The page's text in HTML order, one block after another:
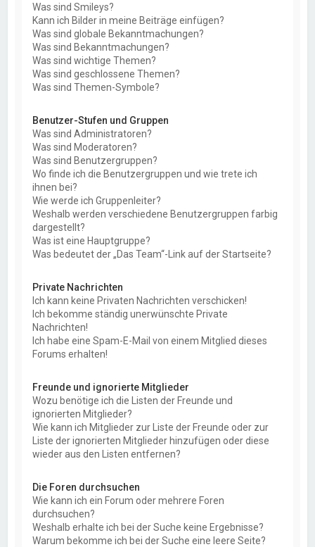
Was sind Smileys?
Kann ich Bilder in meine Beiträge einfügen?
Was sind globale Bekanntmachungen?
Was sind Bekanntmachungen?
Was sind wichtige Themen?
Was sind geschlossene Themen?
Was sind Themen-Symbole?
Benutzer-Stufen und Gruppen
Was sind Administratoren?
Was sind Moderatoren?
Was sind Benutzergruppen?
Wo finde ich die Benutzergruppen und wie trete ich
ihnen bei?
Wie werde ich Gruppenleiter?
Weshalb werden verschiedene Benutzergruppen farbig
dargestellt?
Was ist eine Hauptgruppe?
Was bedeutet der „Das Team“-Link auf der Startseite?
Private Nachrichten
Ich kann keine Privaten Nachrichten verschicken!
Ich bekomme ständig unerwünschte Private
Nachrichten!
Ich habe eine Spam-E-Mail von einem Mitglied dieses
Forums erhalten!
Freunde und ignorierte Mitglieder
Wozu benötige ich die Listen der Freunde und
ignorierten Mitglieder?
Wie kann ich Mitglieder zur Liste der Freunde oder zur
Liste der ignorierten Mitglieder hinzufügen oder diese
wieder aus den Listen entfernen?
Die Foren durchsuchen
Wie kann ich ein Forum oder mehrere Foren
durchsuchen?
Weshalb erhalte ich bei der Suche keine Ergebnisse?
Warum bekomme ich bei der Suche eine leere Seite?